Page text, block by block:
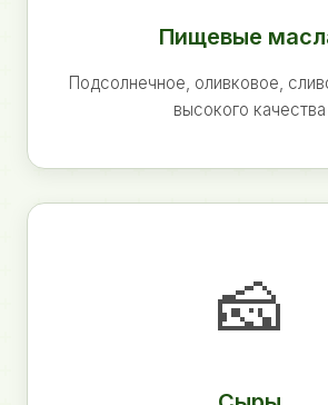
Пищевые
Подсолнечное, оливковое,
высокого качества
🧀